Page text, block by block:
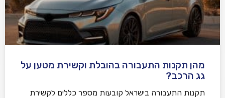
מהן תקנות התעבורה בהובלת וקשירת מטען על
גג הרכב?
תקנות התעבורה בישראל קובעות מספר כללים לקשירת